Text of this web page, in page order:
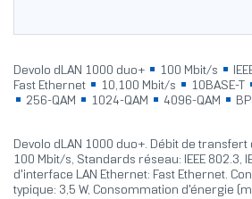
Devolo dLAN 1000 duo+ 100 Mbit/s
Fast Ethernet
10,100 Mbit/s 10BASE-T
256-QAM
1024-QAM 4096-QAM
Devolo dLAN 1000 duo+. Débit de
100 Mbit/s, Standards réseau: IEEE 802.3,
d'interface LAN Ethernet: Fast Ethernet.
typique: 3,5 W, Consommation d'énergie